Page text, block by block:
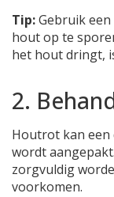
Tip:Gebruik
hout op te
het hout dringt,
2.
Houtrot kan
wordt
zorgvuldig
voorkomen.